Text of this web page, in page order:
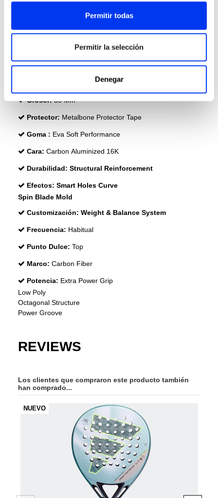
Permitir todas
Permitir la selección
Denegar
Forma: Diamond
Head Heavy
Peso: 345-360 +(0-11,2) Gr
Grosor: 38 Mm
Protector: Metalbone Protector Tape
Goma : Eva Soft Performance
Cara: Carbon Aluminized 16K
Durabilidad: Structural Reinforcement
Efectos: Smart Holes Curve
Spin Blade Mold
Customización: Weight & Balance System
Frecuencia: Habitual
Punto Dulce: Top
Marco: Carbon Fiber
Potencia: Extra Power Grip
Low Poly
Octagonal Structure
Power Groove
REVIEWS
Los clientes que compraron este producto también
han comprado...
NUEVO